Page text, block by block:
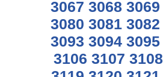
3067 3068 3069
3080 3081 3082
3093 3094 3095
3106 3107 3108